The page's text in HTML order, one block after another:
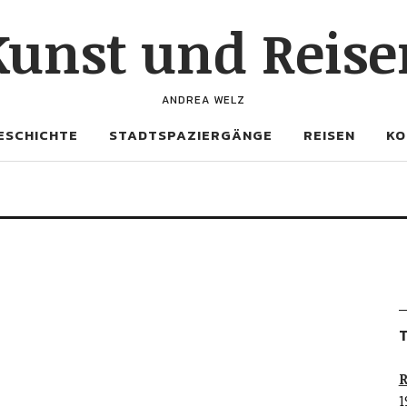
und
ANDREA WELZ
STADTSPAZIERGÄNGE REISEN